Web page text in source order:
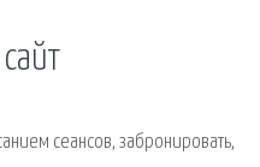
сеансов, забронировать,